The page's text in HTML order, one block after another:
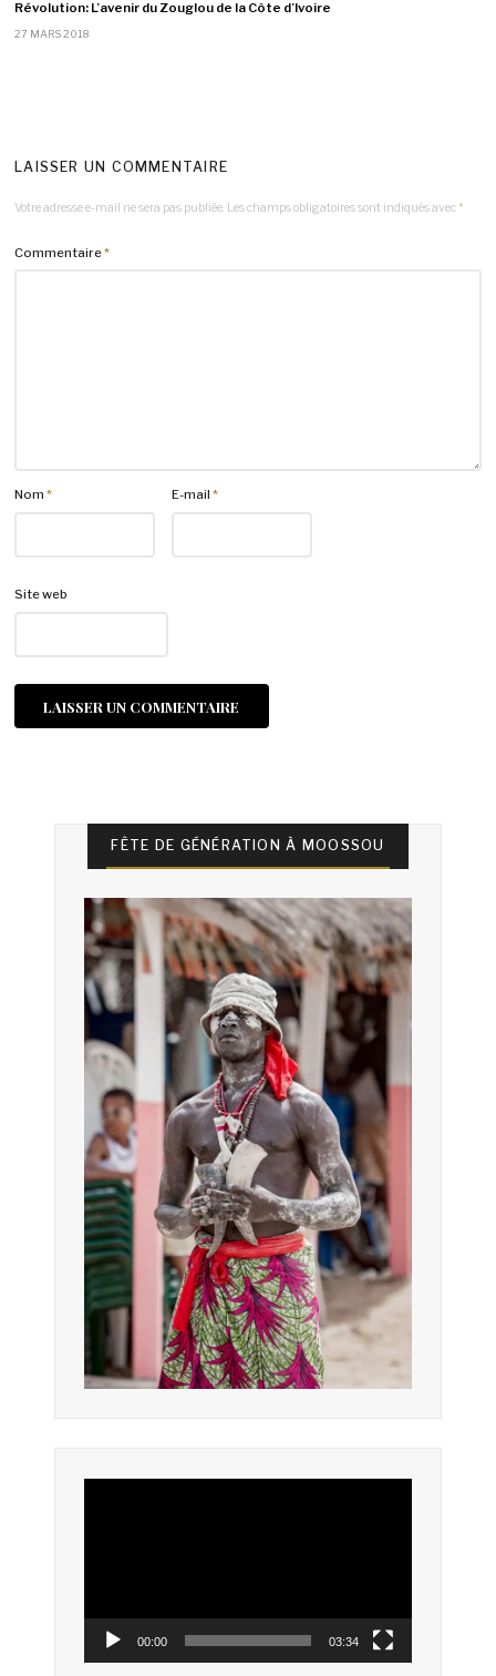
Révolution: L’avenir du Zouglou de la Côte d’Ivoire
27 MARS 2018
LAISSER UN COMMENTAIRE
Votre adresse e-mail ne sera pas publiée. Les champs obligatoires sont indiqués avec *
Commentaire*
Nom* E-mail*
Site web
FÊTE DE GÉNÉRATION À MOOSSOU
00:00 03:34